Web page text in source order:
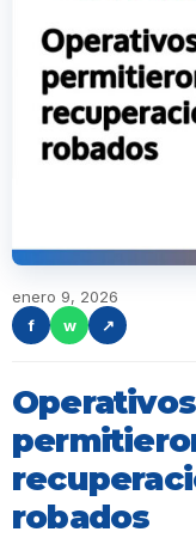
enero 9, 2026
f
w ↗
robados